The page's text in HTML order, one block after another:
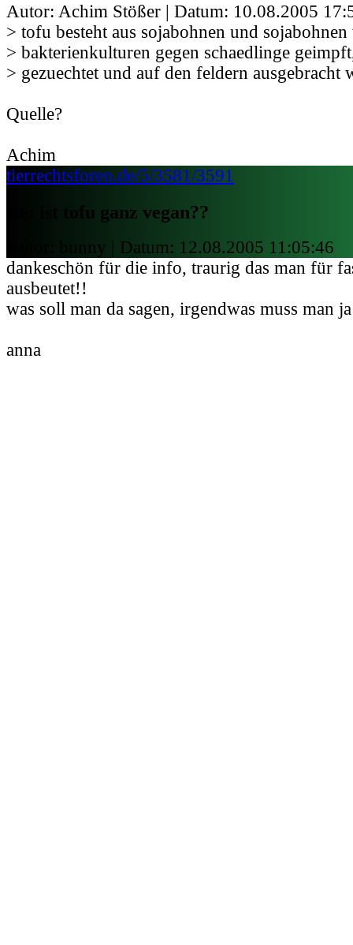
Autor: Achim Stößer | Datum: 10.08.2005
> tofu besteht aus sojabohnen und
> bakterienkulturen gegen schaedlinge
> gezuechtet und auf den feldern ausgebracht
Quelle?
Achim
tierrechtsforen.de/5/3581/3591
Re: ist tofu ganz vegan??
Autor: bunny | Datum: 12.08.2005 11:05:46
dankeschön für die info, traurig das man für
ausbeutet!!
was soll man da sagen, irgendwas muss man
anna